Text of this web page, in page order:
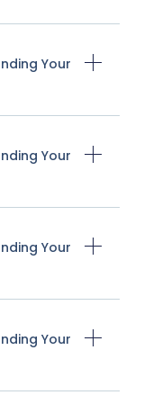
Your
Your
Your
Your